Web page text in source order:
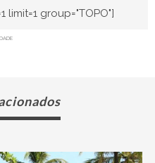
limit=1 group="TOPO"]